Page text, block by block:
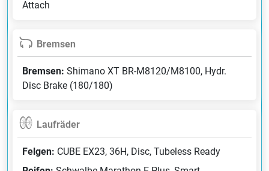
Attach
Bremsen
Bremsen: Shimano XT BR-M8120/M8100, Hydr.
Disc Brake (180/180)
Laufräder
Felgen: CUBE EX23, 36H, Disc, Tubeless Ready